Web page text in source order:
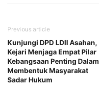
Previous article
Kunjungi DPD LDII Asahan,
Kejari Menjaga Empat Pilar
Kebangsaan Penting Dalam
Membentuk Masyarakat
Sadar Hukum